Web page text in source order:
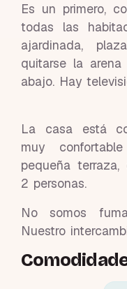
Es un primero,
todas las
ajardinada,
quitarse la
abajo. Hay
La casa está
muy
pequeña
2 personas.
No somos
Nuestro